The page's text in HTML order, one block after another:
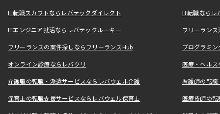
IT転職スカウトならレバテックダイレクト IT転職なら
ITエンジニア就活ならレバテックルーキー フリーラン
フリーランスの案件探しならフリーランスHub プログラミ
オンライン診療ならレバクリ 医療・ヘル
介護職の転職・派遣サービスならレバウェル介護 看護師の転
保育士の転職支援サービスならレバウェル保育士 医療技師の